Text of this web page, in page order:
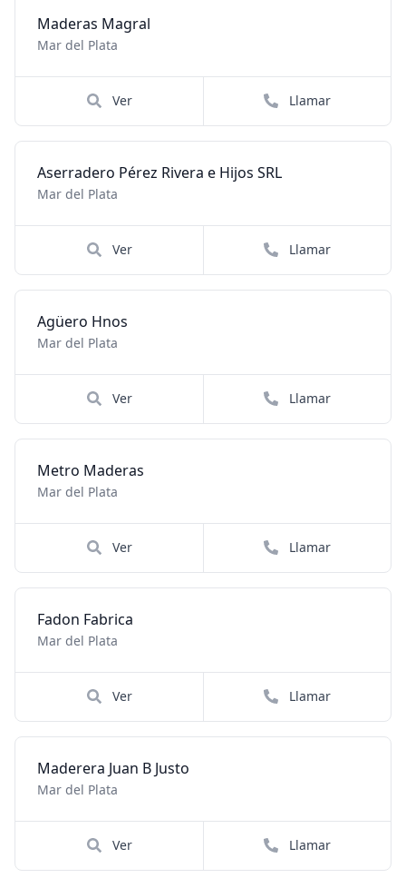
Maderas Magral
Mar del Plata
Ver Llamar
Aserradero Pérez Rivera e Hijos SRL
Mar del Plata
Ver Llamar
Agüero Hnos
Mar del Plata
Ver Llamar
Metro Maderas
Mar del Plata
Ver Llamar
Fadon Fabrica
Mar del Plata
Ver Llamar
Maderera Juan B Justo
Mar del Plata
Ver Llamar